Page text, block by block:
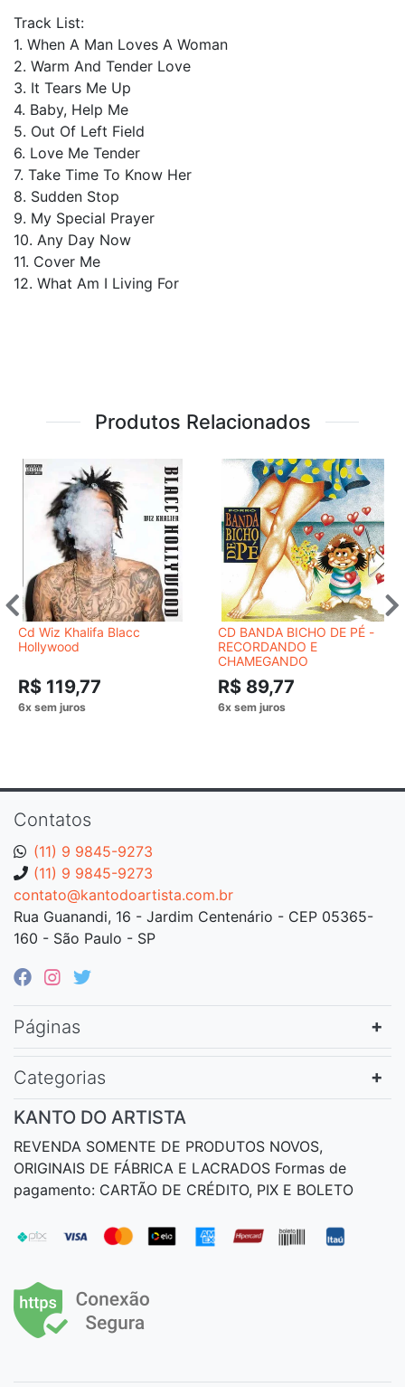
Track List:
1. When A Man Loves A Woman
2. Warm And Tender Love
3. It Tears Me Up
4. Baby, Help Me
5. Out Of Left Field
6. Love Me Tender
7. Take Time To Know Her
8. Sudden Stop
9. My Special Prayer
10. Any Day Now
11. Cover Me
12. What Am I Living For
Produtos Relacionados
Cd Wiz Khalifa Blacc
Hollywood
R$ 119,77
CD BANDA BICHO DE PÉ -
RECORDANDO E
CHAMEGANDO
R$ 89,77
Contatos
(11) 9 9845-9273
(11) 9 9845-9273
contato@kantodoartista.com.br
Rua Guanandi, 16 - Jardim Centenário - CEP 05365-
160 - São Paulo - SP
Páginas
Categorias
KANTO DO ARTISTA
REVENDA SOMENTE DE PRODUTOS NOVOS,
ORIGINAIS DE FÁBRICA E LACRADOS Formas de
pagamento: CARTÃO DE CRÉDITO, PIX E BOLETO